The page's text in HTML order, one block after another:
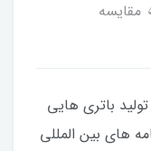
مقایسه
باتری هایی
های بین المللی